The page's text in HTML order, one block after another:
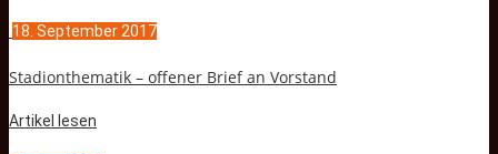
18. September 2017
Stadionthematik – offener Brief an Vorstand
Artikel lesen